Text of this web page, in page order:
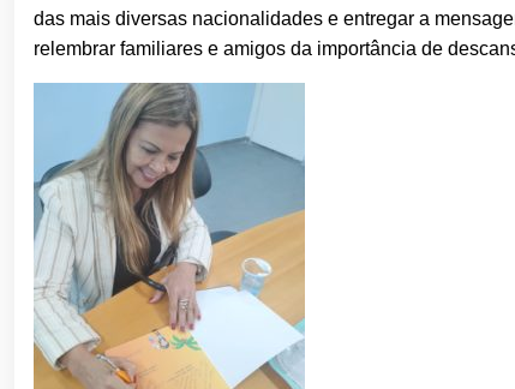
das mais diversas nacionalidades e entregar a
relembrar familiares e amigos da importância de